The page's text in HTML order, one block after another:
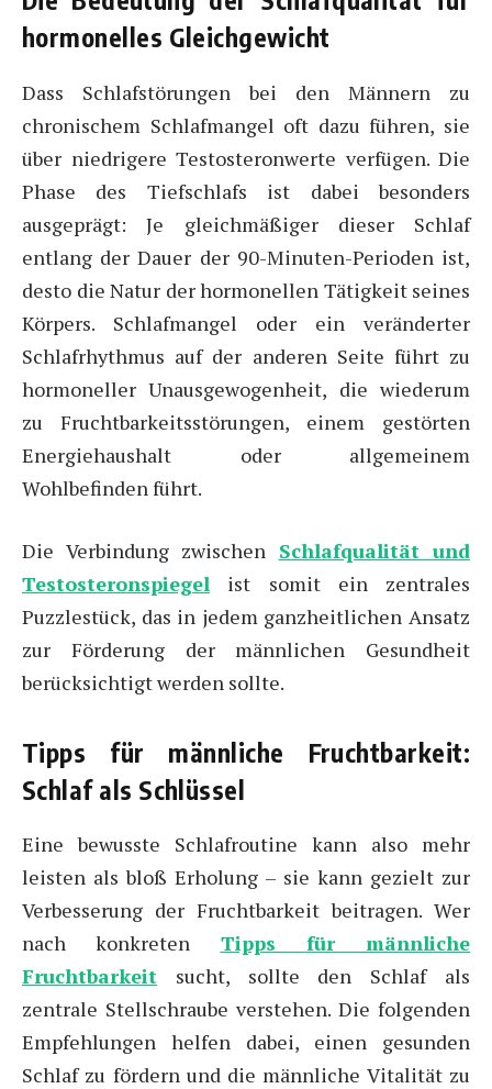
hormonelles Gleichgewicht
Dass Schlafstörungen bei den Männern zu
chronischem Schlafmangel oft dazu führen, sie
über niedrigere Testosteronwerte verfügen. Die
Phase des Tiefschlafs ist dabei besonders
ausgeprägt: Je gleichmäßiger dieser Schlaf
entlang der Dauer der 90-Minuten-Perioden ist,
desto die Natur der hormonellen Tätigkeit seines
Körpers. Schlafmangel oder ein veränderter
Schlafrhythmus auf der anderen Seite führt zu
hormoneller Unausgewogenheit, die wiederum
zu Fruchtbarkeitsstörungen, einem gestörten
Energiehaushalt oder allgemeinem
Wohlbefinden führt.
Die Verbindung zwischen Schlafqualität und
Testosteronspiegel ist somit ein zentrales
Puzzlestück, das in jedem ganzheitlichen Ansatz
zur Förderung der männlichen Gesundheit
berücksichtigt werden sollte.
Tipps für männliche Fruchtbarkeit:
Schlaf als Schlüssel
Eine bewusste Schlafroutine kann also mehr
leisten als bloß Erholung – sie kann gezielt zur
Verbesserung der Fruchtbarkeit beitragen. Wer
nach konkreten Tipps für männliche
Fruchtbarkeit sucht, sollte den Schlaf als
zentrale Stellschraube verstehen. Die folgenden
Empfehlungen helfen dabei, einen gesunden
Schlaf zu fördern und die männliche Vitalität zu